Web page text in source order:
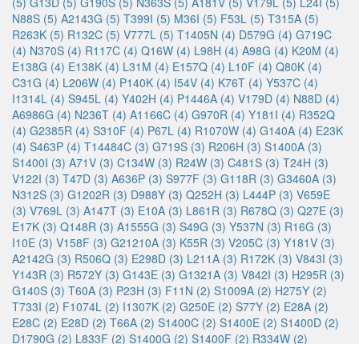
N88S (5) A2143G (5) T399I (5) M36I (5) F53L (5) T315A (5)
R263K (5) R132C (5) V777L (5) T1405N (4) D579G (4) G719C
(4) N370S (4) R117C (4) Q16W (4) L98H (4) A98G (4) K20M (4)
E138G (4) E138K (4) L31M (4) E157Q (4) L10F (4) Q80K (4)
C31G (4) L206W (4) P140K (4) I54V (4) K76T (4) Y537C (4)
I1314L (4) S945L (4) Y402H (4) P1446A (4) V179D (4) N88D (4)
A6986G (4) N236T (4) A1166C (4) G970R (4) Y181I (4) R352Q
(4) G2385R (4) S310F (4) P67L (4) R1070W (4) G140A (4) E23K
(4) S463P (4) T14484C (3) G719S (3) R206H (3) S1400A (3)
S1400I (3) A71V (3) C134W (3) R24W (3) C481S (3) T24H (3)
V122I (3) T47D (3) A636P (3) S977F (3) G118R (3) G3460A (3)
N312S (3) G1202R (3) D988Y (3) Q252H (3) L444P (3) V659E
(3) V769L (3) A147T (3) E10A (3) L861R (3) R678Q (3) Q27E (3)
E17K (3) Q148R (3) A1555G (3) S49G (3) Y537N (3) R16G (3)
I10E (3) V158F (3) G21210A (3) K55R (3) V205C (3) Y181V (3)
A2142G (3) R506Q (3) E298D (3) L211A (3) R172K (3) V843I (3)
Y143R (3) R572Y (3) G143E (3) G1321A (3) V842I (3) H295R (3)
G140S (3) T60A (3) P23H (3) F11N (2) S1009A (2) H275Y (2)
T733I (2) F1074L (2) I1307K (2) G250E (2) S77Y (2) E28A (2)
E28C (2) E28D (2) T66A (2) S1400C (2) S1400E (2) S1400D (2)
D1790G (2) L833F (2) S1400G (2) S1400F (2) R334W (2)